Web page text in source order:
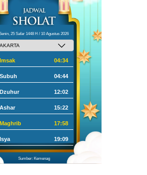
25 Safar 1448 H / 10 Agustus 2026
Imsak 04:34
Subuh 04:44
Dzuhur 12:02
Ashar 15:22
Maghrib 17:58
Isya 19:09
Sumber: Kemenag